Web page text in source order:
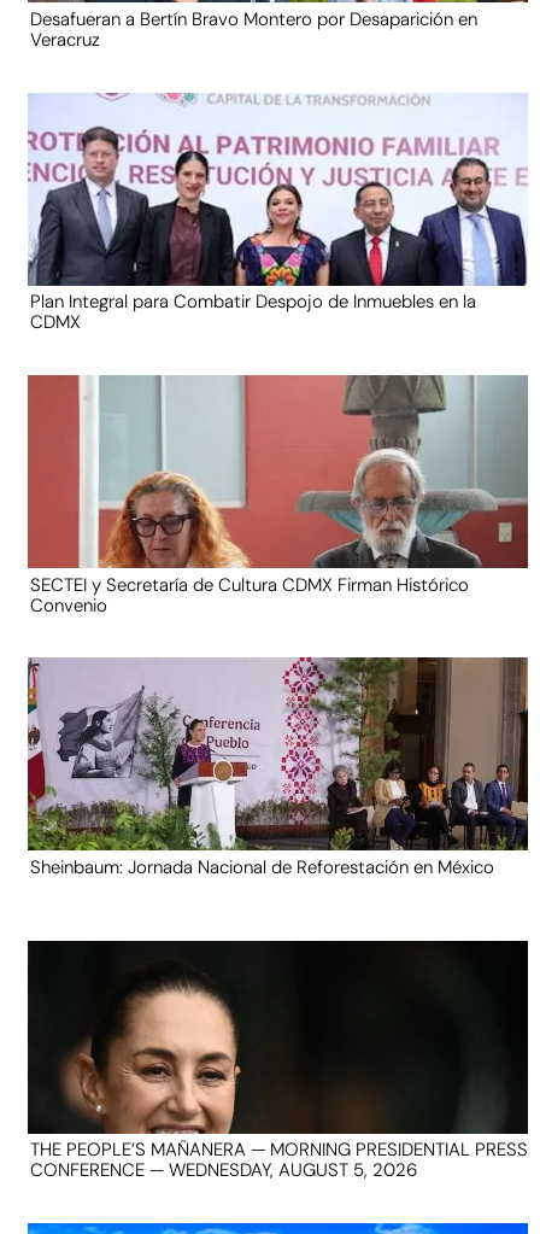
Desafueran a Bertín Bravo Montero por Desaparición en
Veracruz
Plan Integral para Combatir Despojo de Inmuebles en la
CDMX
SECTEI y Secretaría de Cultura CDMX Firman Histórico
Convenio
Sheinbaum: Jornada Nacional de Reforestación en México
THE PEOPLE’S MAÑANERA — MORNING PRESIDENTIAL PRESS
CONFERENCE — WEDNESDAY, AUGUST 5, 2026